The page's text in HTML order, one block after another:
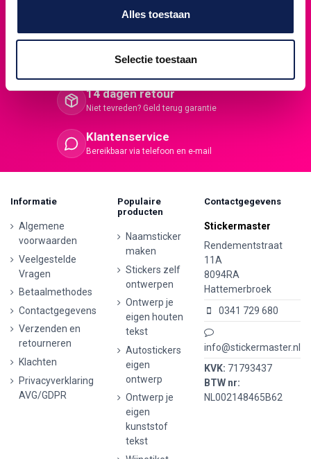
Alles toestaan
Selectie toestaan
Hoogste kwaliteit
Voor 12:00 uur besteld, vandaag verzonden
14 dagen retour
Niet tevreden? Geld terug garantie
Klantenservice
Bereikbaar via telefoon en e-mail
Informatie
Algemene
voorwaarden
Veelgestelde
Vragen
Betaalmethodes
Contactgegevens
Verzenden en
retourneren
Klachten
Privacyverklaring
AVG/GDPR
Populaire
producten
Naamsticker
maken
Stickers zelf
ontwerpen
Ontwerp je
eigen houten
tekst
Autostickers
eigen
ontwerp
Ontwerp je
eigen
kunststof
tekst
Contactgegevens
Stickermaster
Rendementstraat
11A
8094RA
Hattemerbroek
0341 729 680
info@stickermaster.nl
KVK: 71793437
BTW nr:
NL002148465B62